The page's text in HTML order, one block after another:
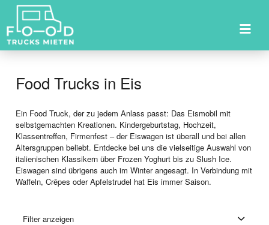
Suchen
nach:
Food Trucks in Eis
Ein Food Truck, der zu jedem Anlass passt: Das Eismobil mit
selbstgemachten Kreationen. Kindergeburtstag, Hochzeit,
Klassentreffen, Firmenfest – der Eiswagen ist überall und bei allen
Altersgruppen beliebt. Entdecke bei uns die vielseitige Auswahl von
italienischen Klassikern über Frozen Yoghurt bis zu Slush Ice.
Eiswagen sind übrigens auch im Winter angesagt. In Verbindung mit
Waffeln, Crêpes oder Apfelstrudel hat Eis immer Saison.
Filter anzeigen